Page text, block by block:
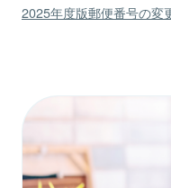
2025年度版郵便番号の変